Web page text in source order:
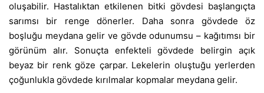
oluşabilir. Hastalıktan etkilenen bitki gövdesi başlangıçta
sarımsı bir renge dönerler. Daha sonra gövdede öz
boşluğu meydana gelir ve gövde odunumsu – kağıtımsı bir
görünüm alır. Sonuçta enfekteli gövdede belirgin açık
beyaz bir renk göze çarpar. Lekelerin oluştuğu yerlerden
çoğunlukla gövdede kırılmalar kopmalar meydana gelir.